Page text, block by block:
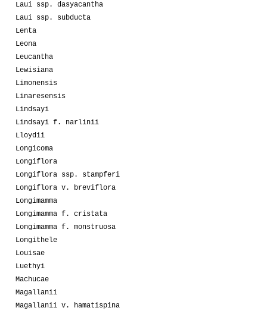
Laui ssp. dasyacantha
Laui ssp. subducta
Lenta
Leona
Leucantha
Lewisiana
Limonensis
Linaresensis
Lindsayi
Lindsayi f. narlinii
Lloydii
Longicoma
Longiflora
Longiflora ssp. stampferi
Longiflora v. breviflora
Longimamma
Longimamma f. cristata
Longimamma f. monstruosa
Longithele
Louisae
Luethyi
Machucae
Magallanii
Magallanii v. hamatispina